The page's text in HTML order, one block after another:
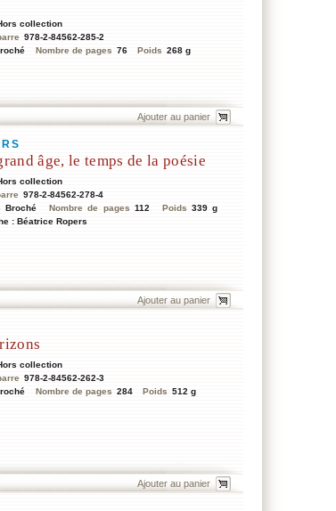
collection
978-2-84562-285-2
Nombre de pages 76 Poids 268 g
âge, le temps de la poésie
collection
978-2-84562-278-4
Broché Nombre de pages 112 Poids 339 g
: Béatrice Ropers
collection
978-2-84562-262-3
Nombre de pages 284 Poids 512 g